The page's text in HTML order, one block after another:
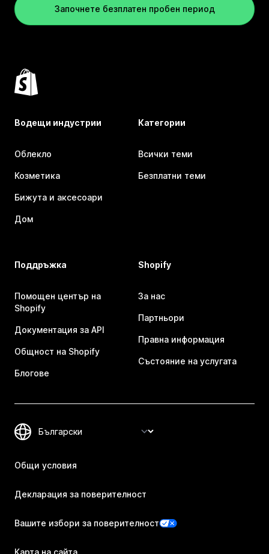
Започнете безплатен пробен период
Водещи индустрии
Облекло
Козметика
Бижута и аксесоари
Дом
Категории
Всички теми
Безплатни теми
Поддръжка
Помощен център на
Shopify
Документация за API
Общност на Shopify
Блогове
Shopify
За нас
Партньори
Правна информация
Състояние на услугата
Общи условия
Декларация за поверителност
Вашите избори за поверителност